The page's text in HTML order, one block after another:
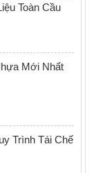
Toàn Cầu
Mới Nhất
Trình Tái Chế